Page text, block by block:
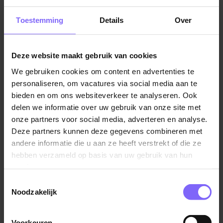
Toestemming Details Over
Deze website maakt gebruik van cookies
We gebruiken cookies om content en advertenties te
personaliseren, om vacatures via social media aan te
bieden en om ons websiteverkeer te analyseren. Ook
delen we informatie over uw gebruik van onze site met
onze partners voor social media, adverteren en analyse.
Deze partners kunnen deze gegevens combineren met
andere informatie die u aan ze heeft verstrekt of die ze
hebben verzameld op basis van uw gebruik van hun
Noodzakelijk
inzetbaar.
Je bent flexibel (meer uren) inzetbaar tijdens
vakantieperiodes.
Je vindt het leuk om met mensen te werken en
leert graag nieuwe dingen.
De Nederlandse taal beheers je goed in woord en
vacatures in Limburg
Vacatures in de detailhandel
Vergelijkbare vacatures
Bijbaan verkoopmedewerker
Boels Rental
Venlo
Bijbaan verkoopmedewerker